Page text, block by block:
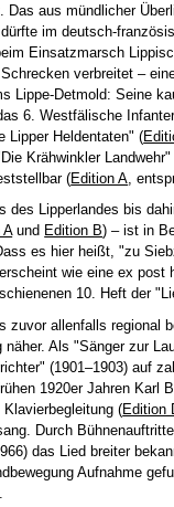
aus mündlicher
im deutsch-
Einsatzmarsch
verbreitet –
Lippe-Detmold: Seine
6. Westfälische
Lipper Heldentaten" (
Krähwinkler Landwehr"
(Edition A ,
des Lipperlandes bis
Aund Edition B) – ist in
es hier heißt, "zu
wie eine ex post
10. Heft der
zuvor allenfalls
Als "Sänger zur
(1901–1903) auf
1920er Jahren Karl
(Edition
Durch
das Lied breiter
Aufnahme